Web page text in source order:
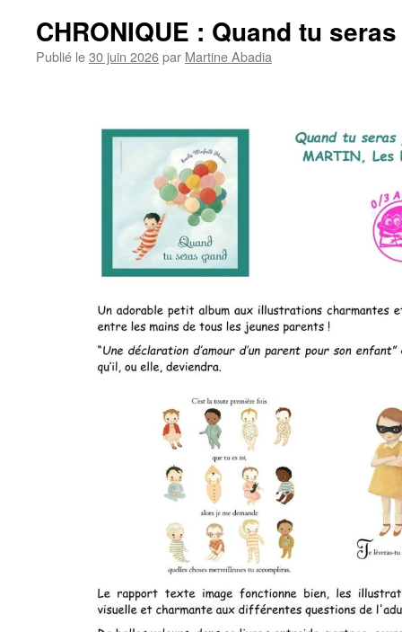
CHRONIQUE : Quand tu
Publié le30 juin 2026par Martine Abadia